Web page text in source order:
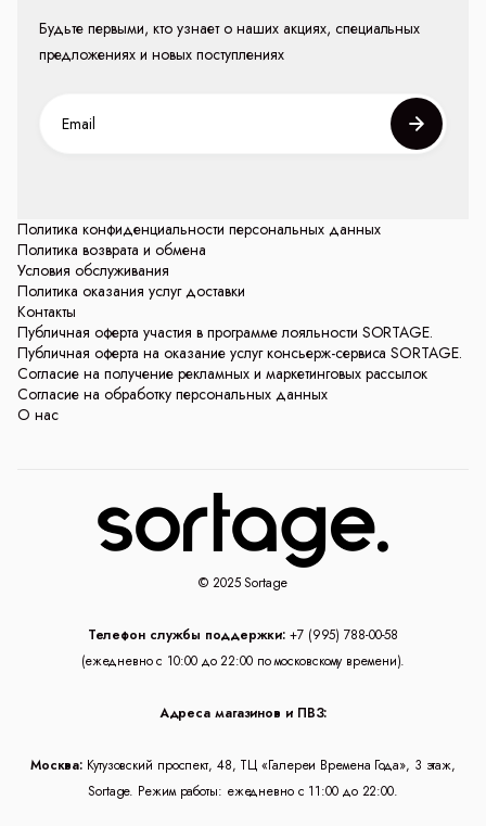
Политика конфиденциальности персональных данных
Политика возврата и обмена
Условия обслуживания
Политика оказания услуг доставки
Контакты
Публичная оферта участия в программе лояльности SORTAGE.
Публичная оферта на оказание услуг консьерж-сервиса SORTAGE.
Согласие на получение рекламных и маркетинговых рассылок
Согласие на обработку персональных данных
О нас
Будьте первыми, кто узнает о наших акциях, специальных
предложениях и новых поступлениях
© 2025 Sortage
Телефон службы поддержки: +7 (995) 788-00-58
(ежедневно с 10:00 до 22:00 по московскому времени).
Адреса магазинов и ПВЗ:
Москва: Кутузовский проспект, 48, ТЦ «Галереи Времена Года», 3 этаж,
Sortage. Режим работы: ежедневно с 11:00 до 22:00.